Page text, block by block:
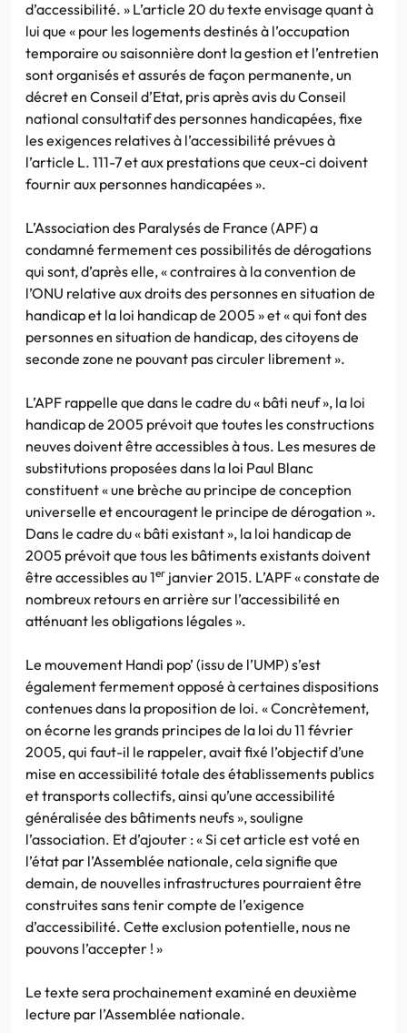
d’accessibilité. » L’article 20 du texte envisage quant à
lui que « pour les logements destinés à l’occupation
temporaire ou saisonnière dont la gestion et l’entretien
sont organisés et assurés de façon permanente, un
décret en Conseil d’Etat, pris après avis du Conseil
national consultatif des personnes handicapées, fixe
les exigences relatives à l’accessibilité prévues à
l’article L. 111-7 et aux prestations que ceux-ci doivent
fournir aux personnes handicapées ».
L’Association des Paralysés de France (APF) a
condamné fermement ces possibilités de dérogations
qui sont, d’après elle, « contraires à la convention de
l’ONU relative aux droits des personnes en situation de
handicap et la loi handicap de 2005 » et « qui font des
personnes en situation de handicap, des citoyens de
seconde zone ne pouvant pas circuler librement ».
L’APF rappelle que dans le cadre du « bâti neuf », la loi
handicap de 2005 prévoit que toutes les constructions
neuves doivent être accessibles à tous. Les mesures de
substitutions proposées dans la loi Paul Blanc
constituent « une brèche au principe de conception
universelle et encouragent le principe de dérogation ».
Dans le cadre du « bâti existant », la loi handicap de
2005 prévoit que tous les bâtiments existants doivent
être accessibles au 1er janvier 2015. L’APF « constate de
nombreux retours en arrière sur l’accessibilité en
atténuant les obligations légales ».
Le mouvement Handi pop’ (issu de l’UMP) s’est
également fermement opposé à certaines dispositions
contenues dans la proposition de loi. « Concrètement,
on écorne les grands principes de la loi du 11 février
2005, qui faut-il le rappeler, avait fixé l’objectif d’une
mise en accessibilité totale des établissements publics
et transports collectifs, ainsi qu’une accessibilité
généralisée des bâtiments neufs », souligne
l’association. Et d’ajouter : « Si cet article est voté en
l’état par l’Assemblée nationale, cela signifie que
demain, de nouvelles infrastructures pourraient être
construites sans tenir compte de l’exigence
d’accessibilité. Cette exclusion potentielle, nous ne
pouvons l’accepter ! »
Le texte sera prochainement examiné en deuxième
lecture par l’Assemblée nationale.